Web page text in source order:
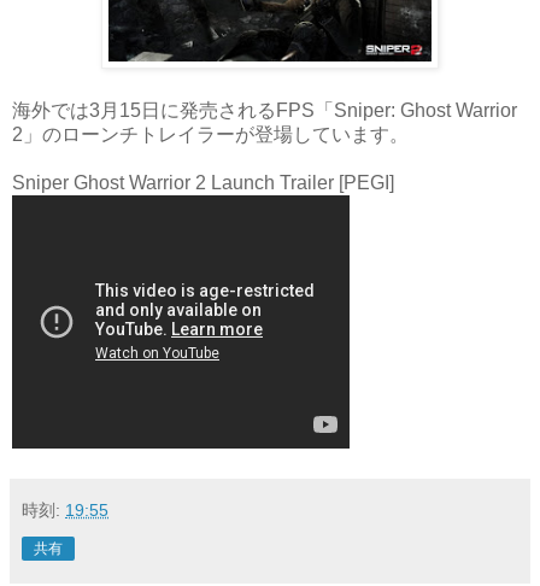
海外では3月15日に発売されるFPS「Sniper: Ghost Warrior
2」のローンチトレイラーが登場しています。
Sniper Ghost Warrior 2 Launch Trailer [PEGI]
時刻: 19:55
共有